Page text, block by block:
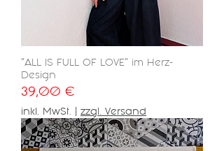
"ALL IS FULL OF LOVE" im Herz-
Design
Preis
39,00 €
inkl. MwSt. zzgl. Versand